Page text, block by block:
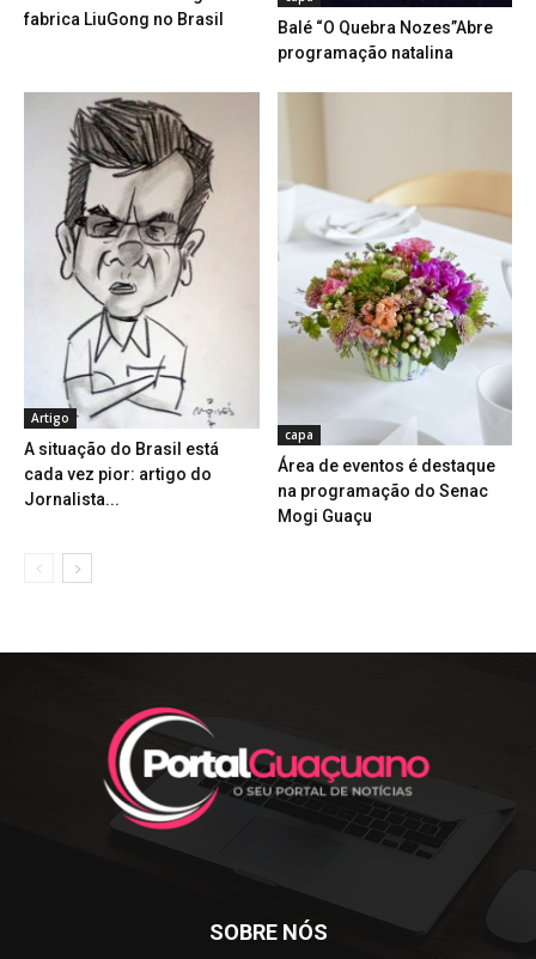
fabrica LiuGong no Brasil
Balé “O Quebra Nozes”Abre
programação natalina
Artigo
A situação do Brasil está
cada vez pior: artigo do
Jornalista...
capa
Área de eventos é destaque
na programação do Senac
Mogi Guaçu
SOBRE NÓS